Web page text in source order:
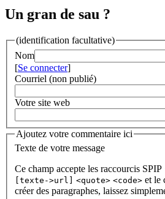
Un gran de sau ?
(identification facultative)
Nom
[Se connecter]
Courriel (non publié)
Votre site web
Ajoutez votre commentaire ici
Texte de votre message
Ce champ accepte les raccourcis SPIP
[texte->url]
<quote> <code> et le
créer des paragraphes, laissez